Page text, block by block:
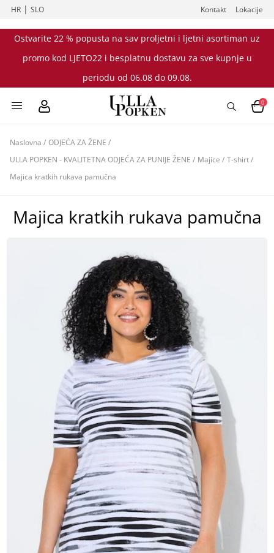
HR |SLO Kontakt Lokacije
Ostvarite 22 % popusta na sav proljetni i ljetni asortiman uz
promo kod LJETO22 i besplatnu dostavu za sve kupnje u
periodu od 06.08 do 09.08.
0
Naslovna / ODJEĆA ZA ŽENE /
ULLA POPKEN - KVALITETNA ODJEĆA ZA PUNIJE ŽENE / Majice / T-shirt/
Majica kratkih rukava pamučna
Majica kratkih rukava pamučna